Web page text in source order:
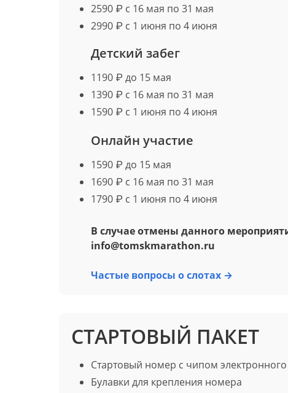
2590 ₽ с 16 мая по 31 мая
2990 ₽ с 1 июня по 4 июня
Детский забег
1190 ₽ до 15 мая
1390 ₽ с 16 мая по 31 мая
1590 ₽ с 1 июня по 4 июня
Онлайн участие
1590 ₽ до 15 мая
1690 ₽ с 16 мая по 31 мая
1790 ₽ с 1 июня по 4 июня
В случае отмены данного
info@tomskmarathon.ru
Частые вопросы о слотах →
СТАРТОВЫЙ ПАКЕТ
Стартовый номер с чипом
Булавки для крепления номера